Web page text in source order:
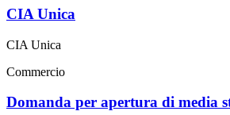
CIA Unica
CIA Unica
Commercio
Domanda per apertura di media